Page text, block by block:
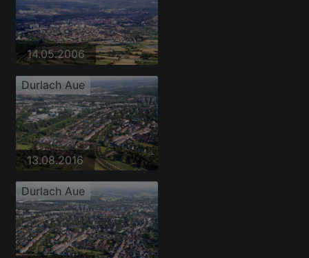
14.05.2006
Durlach Aue
13.08.2016
Durlach Aue